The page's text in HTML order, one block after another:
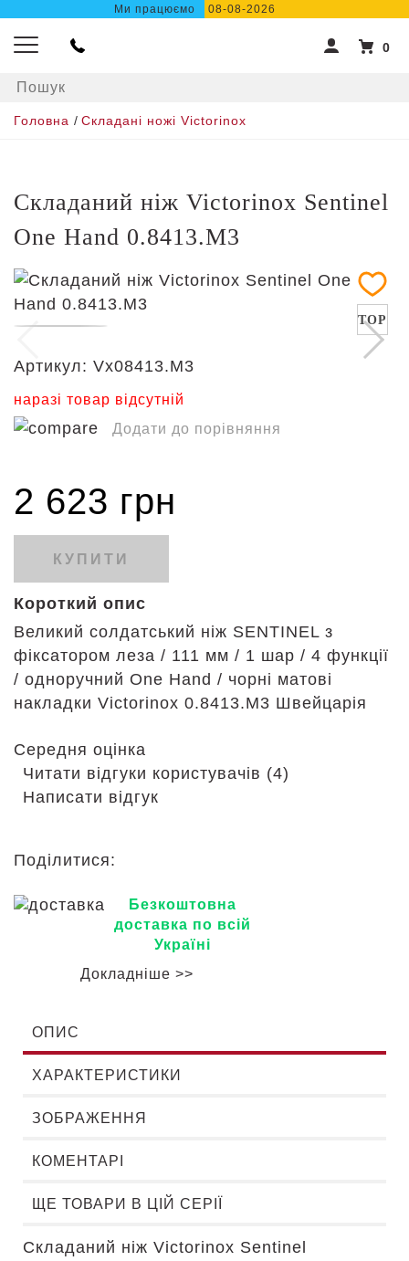
Ми працюємо 08-08-2026
0
Головна / Складані ножі Victorinox
Складаний ніж Victorinox Sentinel
One Hand 0.8413.M3
TOP
Артикул: Vx08413.M3
наразі товар відсутній
Додати до порівняння
2 623 грн
КУПИТИ
Короткий опис
Великий солдатський ніж SENTINEL з
фіксатором леза / 111 мм / 1 шар / 4 функції
/ одноручний One Hand / чорні матові
накладки Victorinox 0.8413.M3 Швейцарія
Середня оцінка
Читати відгуки користувачів (4)
Написати відгук
Поділитися:
Безкоштовна
доставка по всій
Україні
Докладніше >>
ОПИС
ХАРАКТЕРИСТИКИ
ЗОБРАЖЕННЯ
КОМЕНТАРІ
ЩЕ ТОВАРИ В ЦІЙ СЕРІЇ
Складаний ніж Victorinox Sentinel